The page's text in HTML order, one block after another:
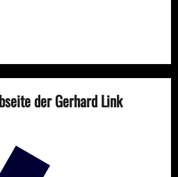
der Gerhard Link